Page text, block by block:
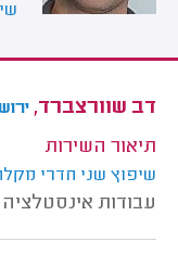
דב שוורצברד,
תיאור השירות
שיפוץ שני חדרי
עבודות